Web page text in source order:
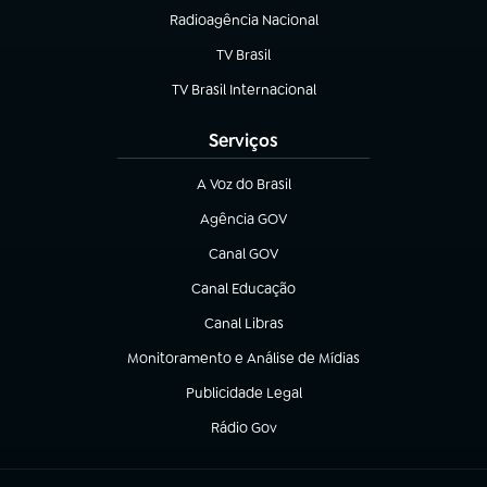
Radioagência Nacional
(abre em nova aba)
TV Brasil
(abre em nova aba)
TV Brasil Internacional
(abre em nova aba)
Serviços
A Voz do Brasil
(abre em nova aba)
Agência GOV
(abre em nova aba)
Canal GOV
(abre em nova aba)
Canal Educação
(abre em nova aba)
Canal Libras
(abre em nova aba)
Monitoramento e Análise de Mídias
(abre em nova aba)
Publicidade Legal
(abre em nova aba)
Rádio Gov
(abre em nova aba)